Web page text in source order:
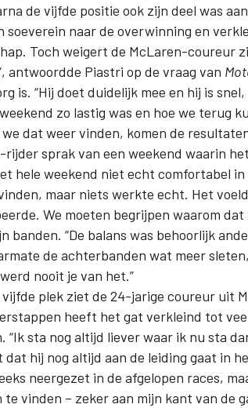
de vijfde positie ook zijn deel was
soeverein naar de overwinning en
Toch weigert de McLaren-coureur
antwoordde Piastri op de vraag van
is. “Hij doet duidelijk mee en hij is
zo lastig was en hoe we terug
dat weer vinden, komen de
rijder sprak van een weekend waarin
hele weekend niet echt comfortabel
maar niets werkte echt. Het
We moeten begrijpen waarom dat
banden. “De balans was behoorlijk
de achterbanden wat meer
nooit je van het.”
vijfde plek ziet de 24-jarige coureur uit
heeft het gat verkleind tot
“Ik sta nog altijd liever waar ik nu sta
dat hij nog altijd aan de leiding gaat in
neergezet in de afgelopen races,
vinden – zeker aan mijn kant van de